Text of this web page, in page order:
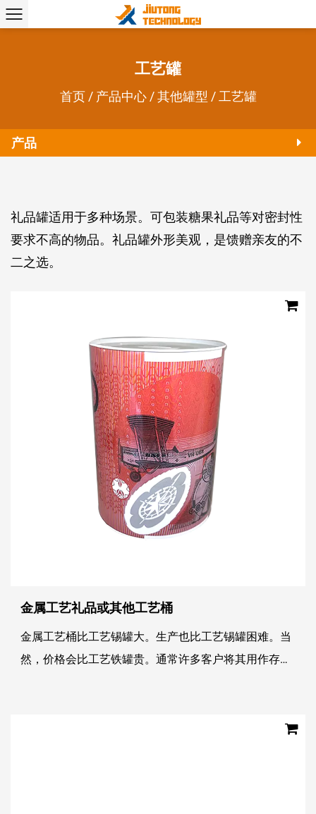
工艺罐
首页/ 产品中心/其他罐型 / 工艺罐
产品
礼品罐适用于多种场景。可包装糖果礼品等对密封性
要求不高的物品。礼品罐外形美观，是馈赠亲友的不
二之选。
金属工艺礼品或其他工艺桶
金属工艺桶比工艺锡罐大。生产也比工艺锡罐困难。当
然，价格会比工艺铁罐贵。通常许多客户将其用作存钱